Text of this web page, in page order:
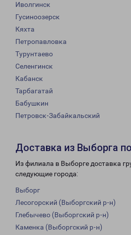
Иволгинск
Гусиноозерск
Кяхта
Петропавловка
Турунтаево
Селенгинск
Кабанск
Тарбагатай
Бабушкин
Петровск-Забайкальский
Доставка из Выборга
Из филиала в Выборге доставка
следующие города:
Выборг
Лесогорский (Выборгский р-н)
Глебычево (Выборгский р-н)
Каменка (Выборгский р-н)